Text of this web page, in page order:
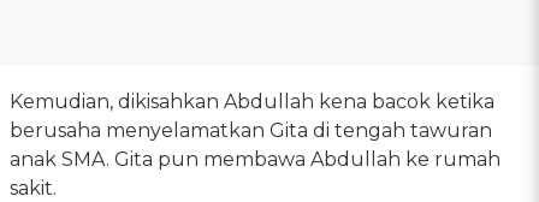
Kemudian, dikisahkan Abdullah kena bacok ketika
berusaha menyelamatkan Gita di tengah tawuran
anak SMA. Gita pun membawa Abdullah ke rumah
sakit.